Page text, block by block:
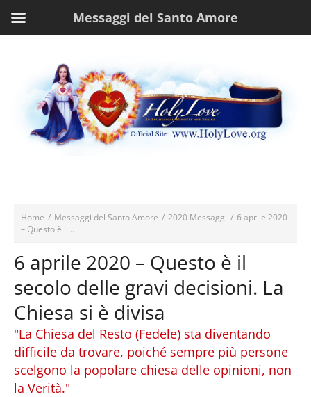
Home / Messaggi del Santo Amore / 2020 Messaggi / 6 aprile 2020
– Questo è il...
6 aprile 2020 – Questo è il
secolo delle gravi decisioni. La
Chiesa si è divisa
"La Chiesa del Resto (Fedele) sta diventando
difficile da trovare, poiché sempre più persone
scelgono la popolare chiesa delle opinioni, non
la Verità."
Messaggi del Santo Amore